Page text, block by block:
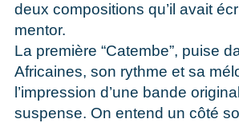
deux compositions qu’il avait
mentor.
La première “Catembe”, puise
Africaines, son rythme et sa
l’impression d’une bande
suspense. On entend un côté